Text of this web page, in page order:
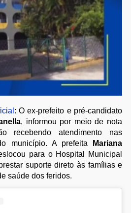
: O ex-prefeito e pré-candidato
, informou por meio de nota
recebendo atendimento nas
município. A prefeita
Mariana
para o Hospital Municipal
suporte direto às famílias e
saúde dos feridos.